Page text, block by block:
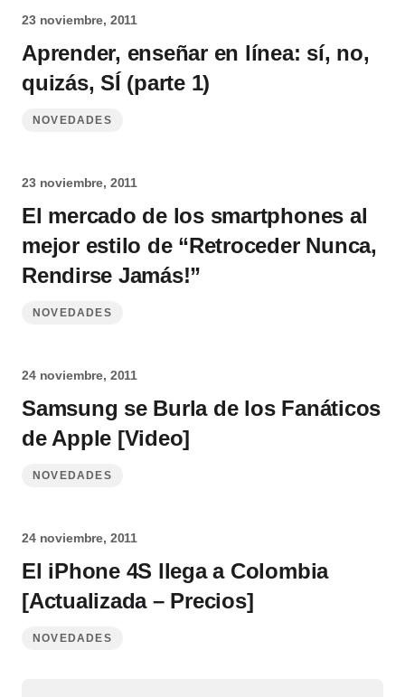
23 noviembre, 2011
Aprender, enseñar en línea: sí, no,
quizás, SÍ (parte 1)
NOVEDADES
23 noviembre, 2011
El mercado de los smartphones al
mejor estilo de “Retroceder Nunca,
Rendirse Jamás!”
NOVEDADES
24 noviembre, 2011
Samsung se Burla de los Fanáticos
de Apple [Video]
NOVEDADES
24 noviembre, 2011
El iPhone 4S llega a Colombia
[Actualizada – Precios]
NOVEDADES